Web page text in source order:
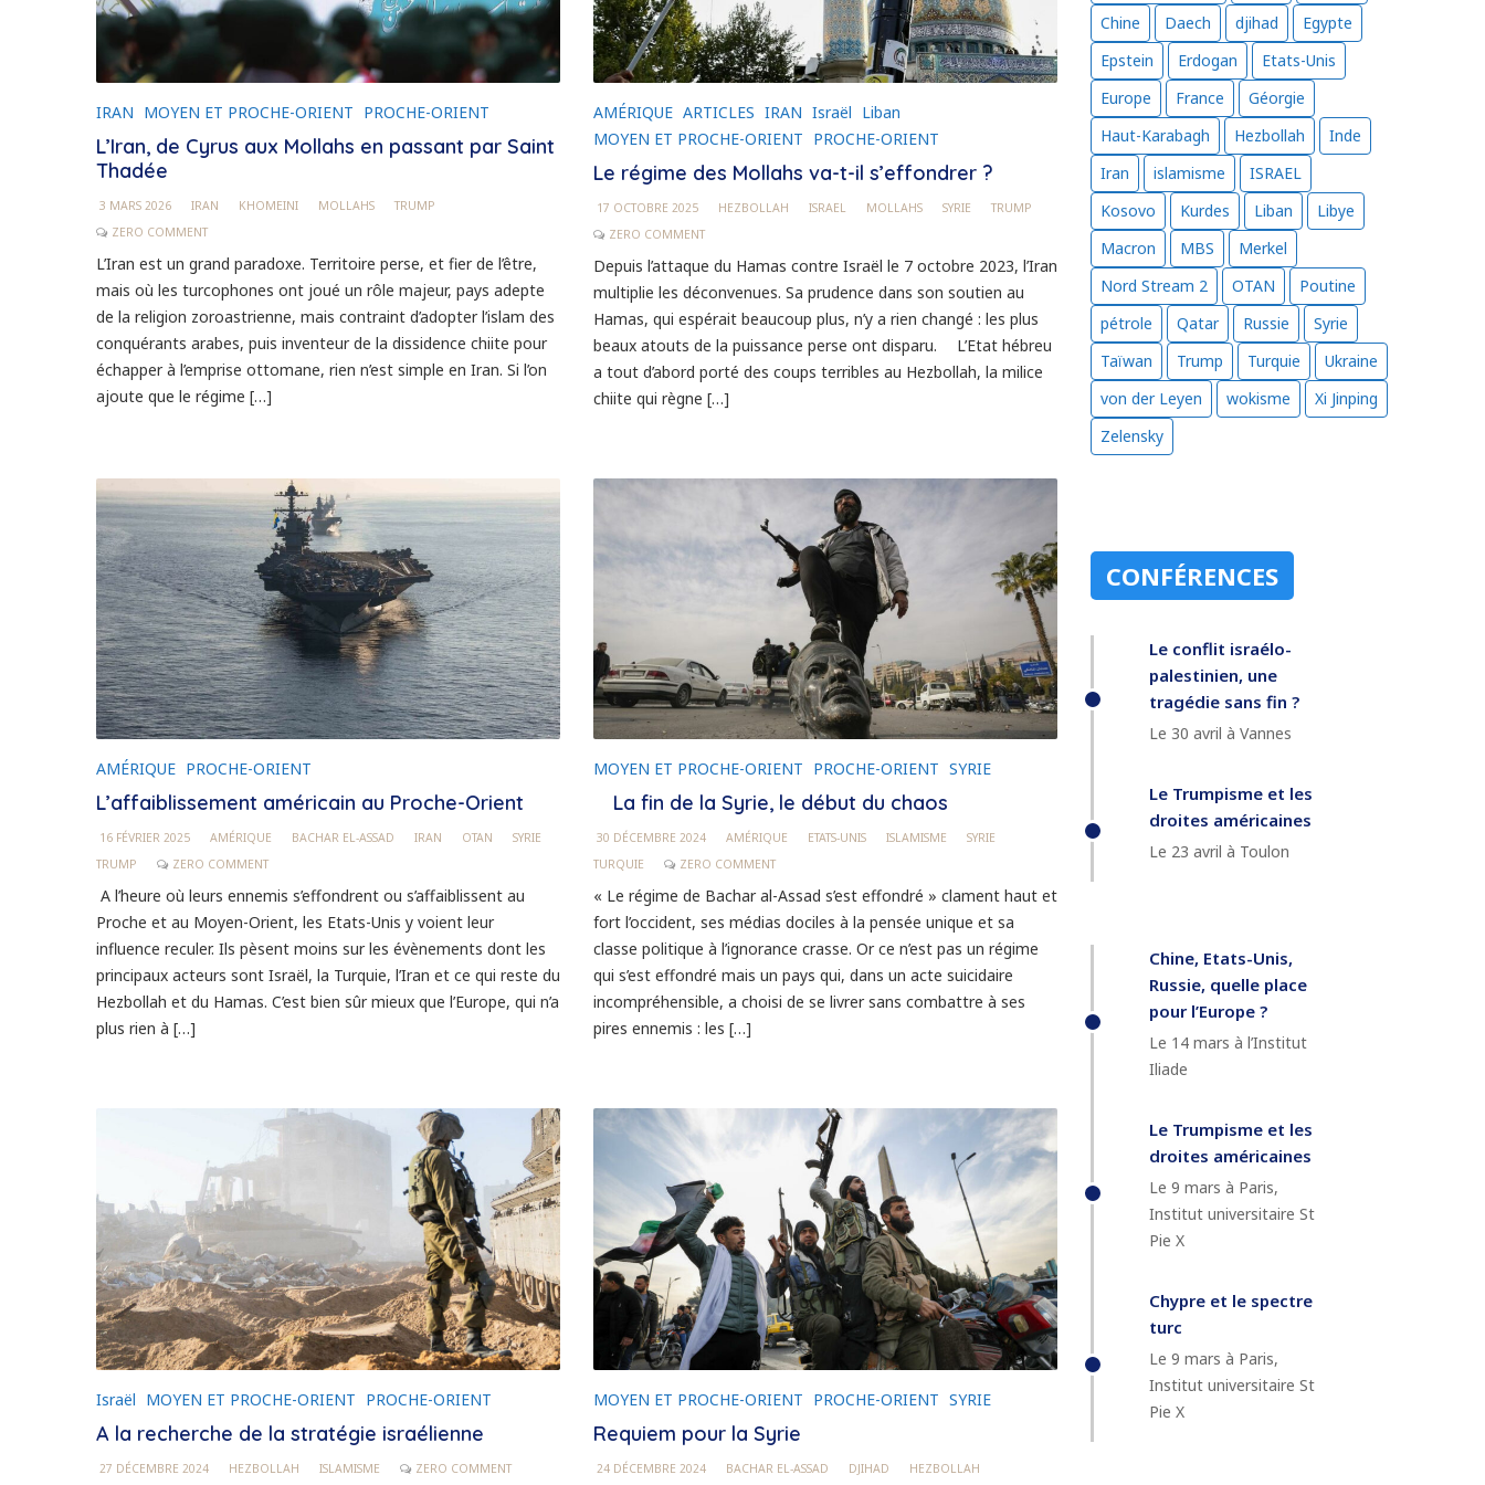
IRAN MOYEN ET PROCHE-ORIENT PROCHE-ORIENT
L’Iran, de Cyrus aux Mollahs en passant par Saint
Thadée
3 MARS 2026 IRAN KHOMEINI MOLLAHS
TRUMP
ZERO COMMENT
L’Iran est un grand paradoxe. Territoire perse, et fier de l’être,
mais où les turcophones ont joué un rôle majeur, pays adepte
de la religion zoroastrienne, mais contraint d’adopter l’islam des
conquérants arabes, puis inventeur de la dissidence chiite pour
échapper à l’emprise ottomane, rien n’est simple en Iran. Si l’on
ajoute que le régime […]
AMÉRIQUE ARTICLES IRAN Israël Liban
MOYEN ET PROCHE-ORIENT PROCHE-ORIENT
Le régime des Mollahs va-t-il s’effondrer ?
17 OCTOBRE 2025 HEZBOLLAH ISRAEL MOLLAHS SYRIE
TRUMP
ZERO COMMENT
Depuis l’attaque du Hamas contre Israël le 7 octobre 2023, l’Iran
multiplie les déconvenues. Sa prudence dans son soutien au
Hamas, qui espérait beaucoup plus, n’y a rien changé : les plus
beaux atouts de la puissance perse ont disparu. L’Etat hébreu
a tout d’abord porté des coups terribles au Hezbollah, la milice
chiite qui règne […]
AMÉRIQUE PROCHE-ORIENT
L’affaiblissement américain au Proche-Orient
16 FÉVRIER 2025 AMÉRIQUE BACHAR EL-ASSAD IRAN OTAN
SYRIE
TRUMP
ZERO COMMENT
A l’heure où leurs ennemis s’effondrent ou s’affaiblissent au
Proche et au Moyen-Orient, les Etats-Unis y voient leur
influence reculer. Ils pèsent moins sur les évènements dont les
principaux acteurs sont Israël, la Turquie, l’Iran et ce qui reste du
Hezbollah et du Hamas. C’est bien sûr mieux que l’Europe, qui n’a
plus rien à […]
MOYEN ET PROCHE-ORIENT PROCHE-ORIENT SYRIE
La fin de la Syrie, le début du chaos
30 DÉCEMBRE 2024 AMÉRIQUE ETATS-UNIS ISLAMISME
SYRIE
TURQUIE
ZERO COMMENT
« Le régime de Bachar al-Assad s’est effondré » clament haut et
fort l’occident, ses médias dociles à la pensée unique et sa
classe politique à l’ignorance crasse. Or ce n’est pas un régime
qui s’est effondré mais un pays qui, dans un acte suicidaire
incompréhensible, a choisi de se livrer sans combattre à ses
pires ennemis : les […]
Israël MOYEN ET PROCHE-ORIENT PROCHE-ORIENT
A la recherche de la stratégie israélienne
27 DÉCEMBRE 2024 HEZBOLLAH ISLAMISME ZERO COMMENT
MOYEN ET PROCHE-ORIENT PROCHE-ORIENT SYRIE
Requiem pour la Syrie
24 DÉCEMBRE 2024 BACHAR EL-ASSAD DJIHAD HEZBOLLAH
Chine
Daech djihad
Egypte
Epstein
Erdogan
Etats-Unis
Europe
France
Géorgie
Haut-Karabagh
Hezbollah
Inde
Iran
islamisme
ISRAEL
Kosovo
Kurdes Liban
Libye
Macron
MBS
Merkel
Nord Stream 2
OTAN
Poutine
pétrole
Qatar Russie
Syrie
Taïwan
Trump Turquie
Ukraine
von der Leyen
wokisme
Xi Jinping
Zelensky
CONFÉRENCES
Le conflit israélo-
palestinien, une
tragédie sans fin ?
Le 30 avril à Vannes
Le Trumpisme et les
droites américaines
Le 23 avril à Toulon
Chine, Etats-Unis,
Russie, quelle place
pour l’Europe ?
Le 14 mars à l’Institut
Iliade
Le Trumpisme et les
droites américaines
Le 9 mars à Paris,
Institut universitaire St
Pie X
Chypre et le spectre
turc
Le 9 mars à Paris,
Institut universitaire St
Pie X